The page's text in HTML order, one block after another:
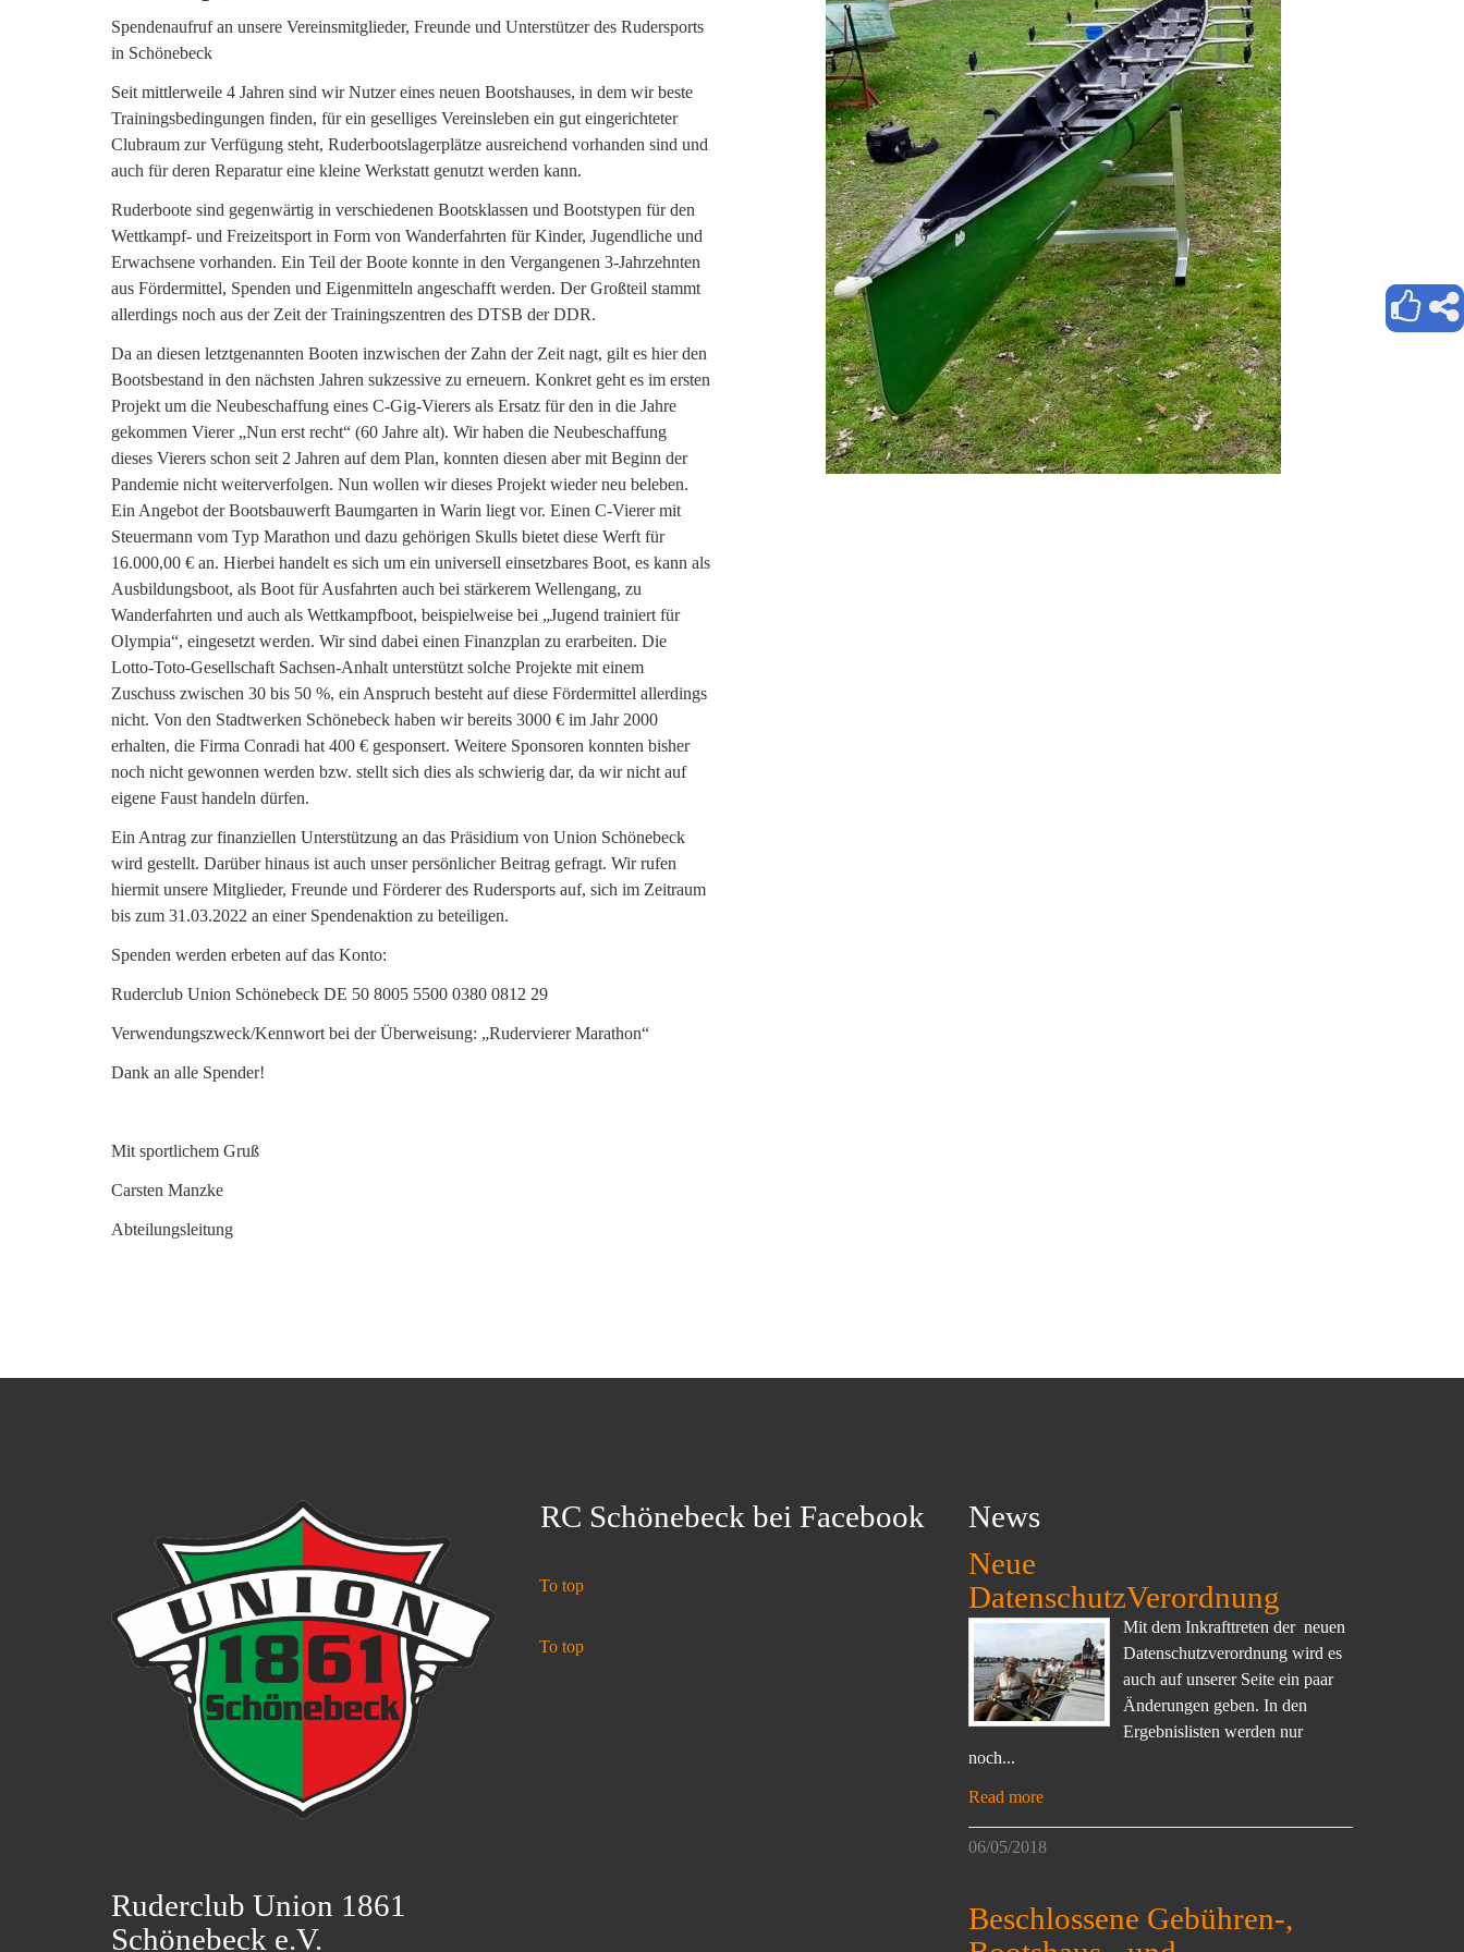
Spendenaufruf an unsere Vereinsmitglieder, Freunde und Unterstützer des Rudersports
in Schönebeck
Seit mittlerweile 4 Jahren sind wir Nutzer eines neuen Bootshauses, in dem wir beste
Trainingsbedingungen finden, für ein geselliges Vereinsleben ein gut eingerichteter
Clubraum zur Verfügung steht, Ruderbootslagerplätze ausreichend vorhanden sind und
auch für deren Reparatur eine kleine Werkstatt genutzt werden kann.
Ruderboote sind gegenwärtig in verschiedenen Bootsklassen und Bootstypen für den
Wettkampf- und Freizeitsport in Form von Wanderfahrten für Kinder, Jugendliche und
Erwachsene vorhanden. Ein Teil der Boote konnte in den Vergangenen 3-Jahrzehnten
aus Fördermittel, Spenden und Eigenmitteln angeschafft werden. Der Großteil stammt
allerdings noch aus der Zeit der Trainingszentren des DTSB der DDR.
Da an diesen letztgenannten Booten inzwischen der Zahn der Zeit nagt, gilt es hier den
Bootsbestand in den nächsten Jahren sukzessive zu erneuern. Konkret geht es im ersten
Projekt um die Neubeschaffung eines C-Gig-Vierers als Ersatz für den in die Jahre
gekommen Vierer „Nun erst recht“ (60 Jahre alt). Wir haben die Neubeschaffung
dieses Vierers schon seit 2 Jahren auf dem Plan, konnten diesen aber mit Beginn der
Pandemie nicht weiterverfolgen. Nun wollen wir dieses Projekt wieder neu beleben.
Ein Angebot der Bootsbauwerft Baumgarten in Warin liegt vor. Einen C-Vierer mit
Steuermann vom Typ Marathon und dazu gehörigen Skulls bietet diese Werft für
16.000,00 € an. Hierbei handelt es sich um ein universell einsetzbares Boot, es kann als
Ausbildungsboot, als Boot für Ausfahrten auch bei stärkerem Wellengang, zu
Wanderfahrten und auch als Wettkampfboot, beispielweise bei „Jugend trainiert für
Olympia“, eingesetzt werden. Wir sind dabei einen Finanzplan zu erarbeiten. Die
Lotto-Toto-Gesellschaft Sachsen-Anhalt unterstützt solche Projekte mit einem
Zuschuss zwischen 30 bis 50 %, ein Anspruch besteht auf diese Fördermittel allerdings
nicht. Von den Stadtwerken Schönebeck haben wir bereits 3000 € im Jahr 2000
erhalten, die Firma Conradi hat 400 € gesponsert. Weitere Sponsoren konnten bisher
noch nicht gewonnen werden bzw. stellt sich dies als schwierig dar, da wir nicht auf
eigene Faust handeln dürfen.
Ein Antrag zur finanziellen Unterstützung an das Präsidium von Union Schönebeck
wird gestellt. Darüber hinaus ist auch unser persönlicher Beitrag gefragt. Wir rufen
hiermit unsere Mitglieder, Freunde und Förderer des Rudersports auf, sich im Zeitraum
bis zum 31.03.2022 an einer Spendenaktion zu beteiligen.
Spenden werden erbeten auf das Konto:
Ruderclub Union Schönebeck DE 50 8005 5500 0380 0812 29
Verwendungszweck/Kennwort bei der Überweisung: „Rudervierer Marathon“
Dank an alle Spender!
Mit sportlichem Gruß
Carsten Manzke
Abteilungsleitung
Ruderclub Union 1861
Schönebeck e.V.
RC Schönebeck bei Facebook
To top
To top
News
Neue
DatenschutzVerordnung
Mit dem Inkrafttreten der neuen
Datenschutzverordnung wird es
auch auf unserer Seite ein paar
Änderungen geben. In den
Ergebnislisten werden nur
noch...
Read more
06/05/2018
Beschlossene Gebühren-,